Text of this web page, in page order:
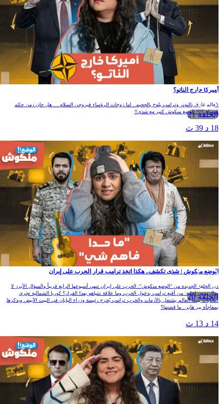
الحلقة 21
أميركا خارج الناتو؟
العالم غارق بالتوتر وترامب يلوح بالجحيم.. اما زوجات الرؤساء فيروجن السلام … هل حان زمن حكم
النساء ؟!؟! الوضع منكوش كتير مع شذى!!
18 د 39 ث
الحلقة 20
الوضع منكوش | شذى تكشف.. هكذا اتخذ ترامب قرار الحرب على إيران
في الحلقة الجديدة من "الوضع منكوش": الحرب على إيران تنهي أسبوعها الرابع قريباً والسؤال الأبرز لا
يزال بدون إجابة: من أقنع ترامب بدخول الحرب وما علاقة نتنياهو بهذا القرار؟ كوريا الشمالية تجري
انتخابات بينما العالم يشتعل بالأزمات والحرب ترامب يٌحرج رئيسة وزراء اليابان في البيت الأبيض ويذكرها
بمفاجأة بير هابر.. ما قصتها؟
14 د 13 ث